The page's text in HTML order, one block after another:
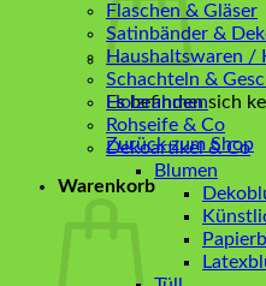
Es befinden sich
Zurück zum Shop
Warenkorb
Flaschen & Gläser
Satinbänder &
Haushaltswaren /
Schachteln &
Holzrahmen
Rohseife & Co
Dekoartikel & Co
Blumen